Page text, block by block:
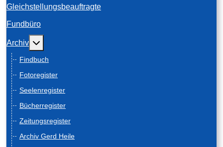
Gleichstellungsbeauftragte
Fundbüro
Archiv Weitere Informationen: Archiv
Findbuch
Fotoregister
Seelenregister
Bücherregister
Zeitungsregister
Archiv Gerd Heile